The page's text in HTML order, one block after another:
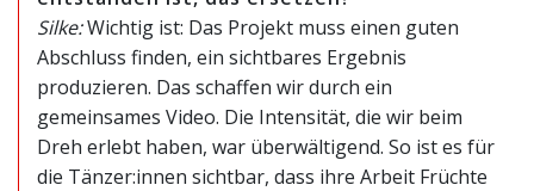
Silke:Wichtig ist: Das Projekt muss einen guten
Abschluss finden, ein sichtbares Ergebnis
produzieren. Das schaffen wir durch ein
gemeinsames Video. Die Intensität, die wir beim
Dreh erlebt haben, war überwältigend. So ist es für
die Tänzer:innen sichtbar, dass ihre Arbeit Früchte